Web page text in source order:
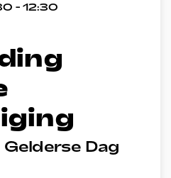
Dag
- 12:30